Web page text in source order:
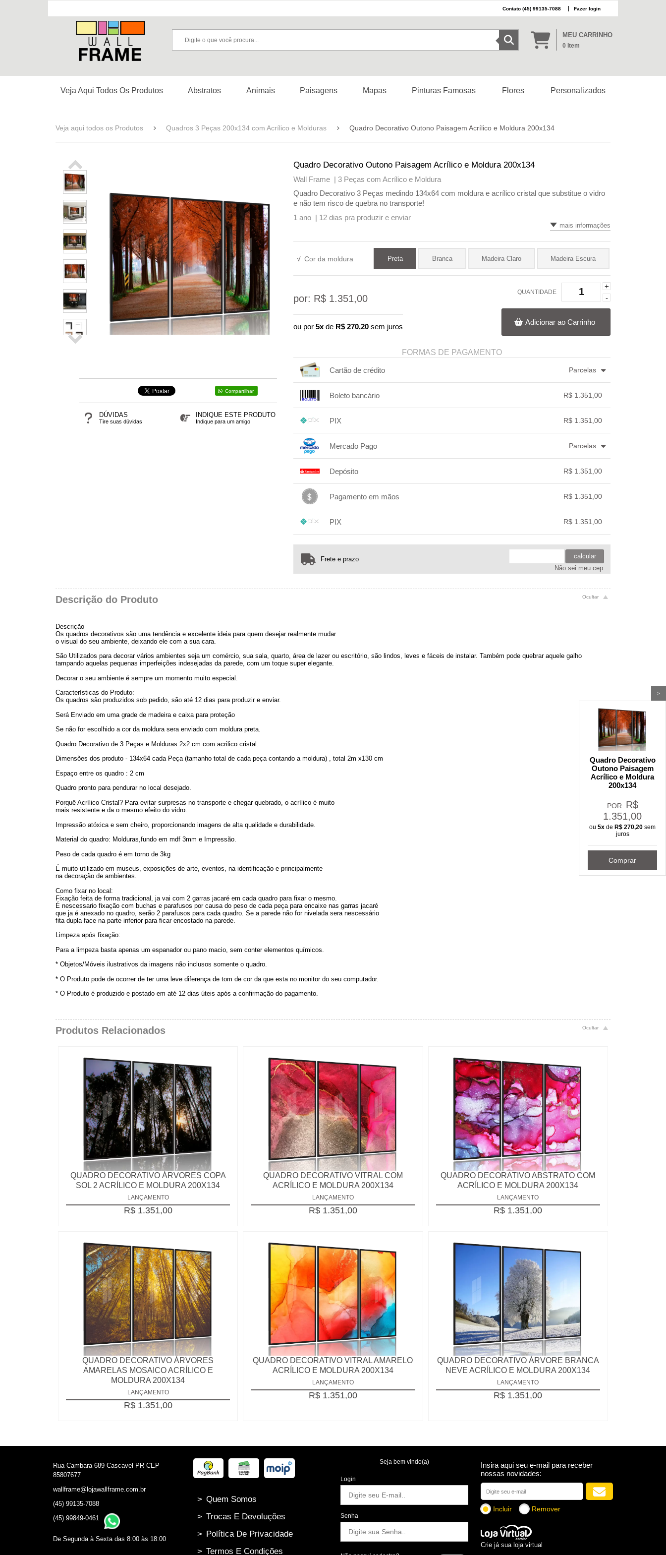
(45) 99135-7088 Fazer login
MEU CARRINHO
0 Item
Veja Aqui Todos Os Produtos Abstratos Animais Paisagens Mapas Pinturas Famosas Flores Personalizados
>
Quadro Decorativo
Outono Paisagem
Acrílico e Moldura
200x134
POR: R$
1.351,00
ou 5x de R$ 270,20 sem
juros
Comprar
Veja aqui todos os Produtos Quadros 3 Peças 200x134 com Acrílico e Molduras Quadro Decorativo Outono Paisagem Acrílico e Moldura 200x134
Compartilhar
DÚVIDAS
Tire suas dúvidas
INDIQUE ESTE PRODUTO
Indique para um amigo
Quadro Decorativo Outono Paisagem Acrílico e Moldura 200x134
Wall Frame | 3 Peças com Acrílico e Moldura
Quadro Decorativo 3 Peças medindo 134x64 com moldura e acrílico cristal que substitue o vidro
e não tem risco de quebra no transporte!
1 ano | 12 dias pra produzir e enviar
mais informações
√ Cor da moldura Preta Branca Madeira Claro Madeira Escura
por: R$ 1.351,00
ou por 5x de R$ 270,20 sem juros
QUANTIDADE
+
-
Adicionar ao Carrinho
FORMAS DE PAGAMENTO
Cartão de crédito Parcelas
2x sem juros de R$ 675,50
3x com juros de R$ 466,05
4x com juros de R$ 355,52
.
Boleto bancário R$ 1.351,00
PIX R$ 1.351,00
Mercado Pago Parcelas
2x com juros de R$ 691,64
3x com juros de R$ 471,86
4x com juros de R$ 361,97
.
Depósito R$ 1.351,00
Pagamento em mãos R$ 1.351,00
PIX R$ 1.351,00
... ..
Frete e prazo
calcular
Não sei meu cep
Descrição do Produto
Descrição
Os quadros decorativos são uma tendência e excelente ideia para quem desejar realmente mudar
o visual do seu ambiente, deixando ele com a sua cara.
São Utilizados para decorar vários ambientes seja um comércio, sua sala, quarto, área de lazer ou escritório, são lindos, leves e fáceis de instalar. Também pode quebrar aquele galho
tampando aquelas pequenas imperfeições indesejadas da parede, com um toque super elegante.
Decorar o seu ambiente é sempre um momento muito especial.
Características do Produto:
Os quadros são produzidos sob pedido, são até 12 dias para produzir e enviar.
Será Enviado em uma grade de madeira e caixa para proteção
Se não for escolhido a cor da moldura sera enviado com moldura preta.
Quadro Decorativo de 3 Peças e Molduras 2x2 cm com acrilico cristal.
Dimensões dos produto - 134x64 cada Peça (tamanho total de cada peça contando a moldura) , total 2m x130 cm
Espaço entre os quadro : 2 cm
Quadro pronto para pendurar no local desejado.
Porquê Acrílico Cristal? Para evitar surpresas no transporte e chegar quebrado, o acrílico é muito
mais resistente e da o mesmo efeito do vidro.
Impressão atóxica e sem cheiro, proporcionando imagens de alta qualidade e durabilidade.
Material do quadro: Molduras,fundo em mdf 3mm e Impressão.
Peso de cada quadro é em torno de 3kg
É muito utilizado em museus, exposições de arte, eventos, na identificação e principalmente
na decoração de ambientes.
Como fixar no local:
Fixação feita de forma tradicional, ja vai com 2 garras jacaré em cada quadro para fixar o mesmo.
É nescessario fixação com buchas e parafusos por causa do peso de cada peça para encaixe nas garras jacaré
que ja é anexado no quadro, serão 2 parafusos para cada quadro. Se a parede não for nivelada sera nescessário
fita dupla face na parte inferior para ficar encostado na parede.
Limpeza após fixação:
Para a limpeza basta apenas um espanador ou pano macio, sem conter elementos químicos.
* Objetos/Móveis ilustrativos da imagens não inclusos somente o quadro.
* O Produto pode de ocorrer de ter uma leve diferença de tom de cor da que esta no monitor do seu computador.
* O Produto é produzido e postado em até 12 dias úteis após a confirmação do pagamento.
Produtos Relacionados
QUADRO DECORATIVO ÁRVORES COPA
SOL 2 ACRÍLICO E MOLDURA 200X134
LANÇAMENTO
R$ 1.351,00
QUADRO DECORATIVO VITRAL COM
ACRÍLICO E MOLDURA 200X134
LANÇAMENTO
R$ 1.351,00
QUADRO DECORATIVO ABSTRATO COM
ACRÍLICO E MOLDURA 200X134
LANÇAMENTO
R$ 1.351,00
QUADRO DECORATIVO ÁRVORES
AMARELAS MOSAICO ACRÍLICO E
MOLDURA 200X134
LANÇAMENTO
R$ 1.351,00
QUADRO DECORATIVO VITRAL AMARELO
ACRÍLICO E MOLDURA 200X134
LANÇAMENTO
R$ 1.351,00
QUADRO DECORATIVO ÁRVORE BRANCA
NEVE ACRÍLICO E MOLDURA 200X134
LANÇAMENTO
R$ 1.351,00
Rua Cambara 689 Cascavel PR CEP
85807677
wallframe@lojawallframe.com.br
(45) 99135-7088
(45) 99849-0461
De Segunda à Sexta das 8:00 às 18:00
> Quem Somos
> Trocas E Devoluções
> Política De Privacidade
> Termos E Condições
Seja bem vindo(a)
Login
Senha
Insira aqui seu e-mail para receber
nossas novidades:
Incluir Remover
Crie já sua loja virtual